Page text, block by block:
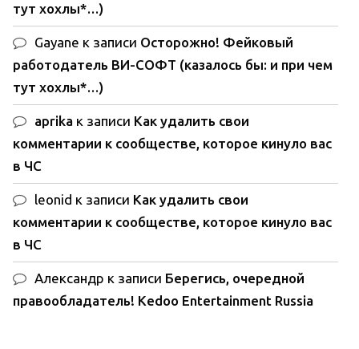
тут хохлы*…)
Gayane к записи Осторожно! Фейковый
работодатель ВИ-СОФТ (казалось бы: и при чем
тут хохлы*…)
aprika к записи Как удалить свои
комментарии к сообществе, которое кинуло вас
в ЧС
leonid к записи Как удалить свои
комментарии к сообществе, которое кинуло вас
в ЧС
Александр к записи Берегись, очередной
правообладатель! Kedoo Entertainment Russia